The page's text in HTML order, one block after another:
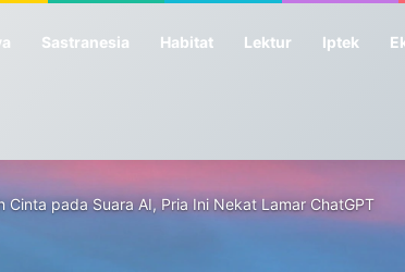
Sastranesia Habitat Lektur Iptek
Cinta pada Suara AI, Pria Ini Nekat Lamar ChatGPT